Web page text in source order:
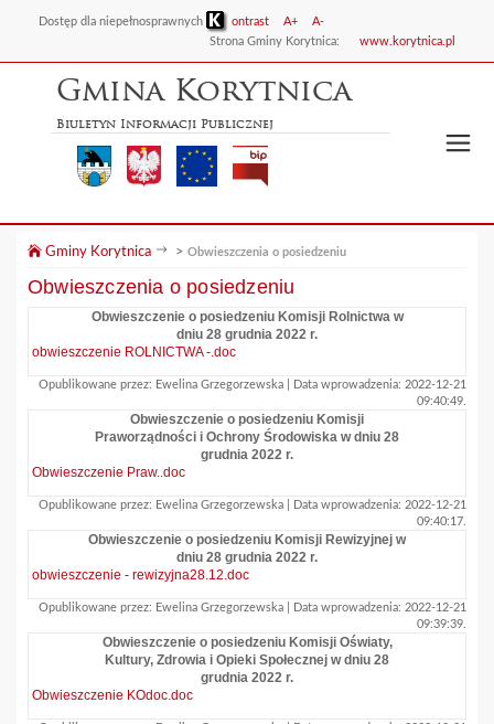
Dostęp dla niepełnosprawnych ontrast A+
A-
Strona Gminy Korytnica:
www.korytnica.pl
Gmina Korytnica
Biuletyn Informacji Publicznej
Gminy Korytnica > Obwieszczenia o posiedzeniu
Obwieszczenia o posiedzeniu
Obwieszczenie o posiedzeniu Komisji Rolnictwa w
dniu 28 grudnia 2022 r.
obwieszczenie ROLNICTWA -.doc
Opublikowane przez: Ewelina Grzegorzewska | Data wprowadzenia: 2022-12-21
09:40:49.
Obwieszczenie o posiedzeniu Komisji
Praworządności i Ochrony Środowiska w dniu 28
grudnia 2022 r.
Obwieszczenie Praw..doc
Opublikowane przez: Ewelina Grzegorzewska | Data wprowadzenia: 2022-12-21
09:40:17.
Obwieszczenie o posiedzeniu Komisji Rewizyjnej w
dniu 28 grudnia 2022 r.
obwieszczenie - rewizyjna28.12.doc
Opublikowane przez: Ewelina Grzegorzewska | Data wprowadzenia: 2022-12-21
09:39:39.
Obwieszczenie o posiedzeniu Komisji Oświaty,
Kultury, Zdrowia i Opieki Społecznej w dniu 28
grudnia 2022 r.
Obwieszczenie KOdoc.doc